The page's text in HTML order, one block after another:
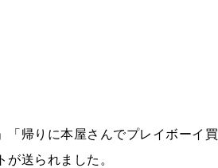
「帰りに本屋さんでプレイボーイ買
送られました。